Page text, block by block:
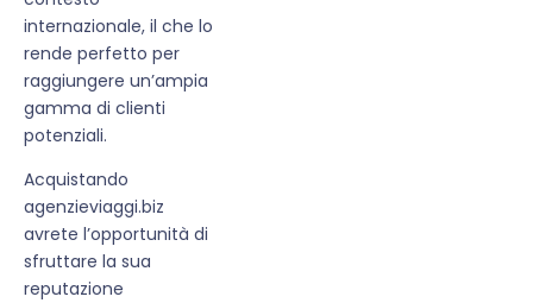
internazionale, il che lo
rende perfetto per
raggiungere un’ampia
gamma di clienti
potenziali.
Acquistando
agenzieviaggi.biz
avrete l’opportunità di
sfruttare la sua
reputazione